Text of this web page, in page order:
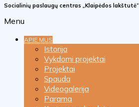
Socialinių paslaugų centras „Klaipėdos lakštutė“
Menu
APIE MUS
Istorija
Vykdomi projektai
Projektai
Spauda
Videogalerija
Parama